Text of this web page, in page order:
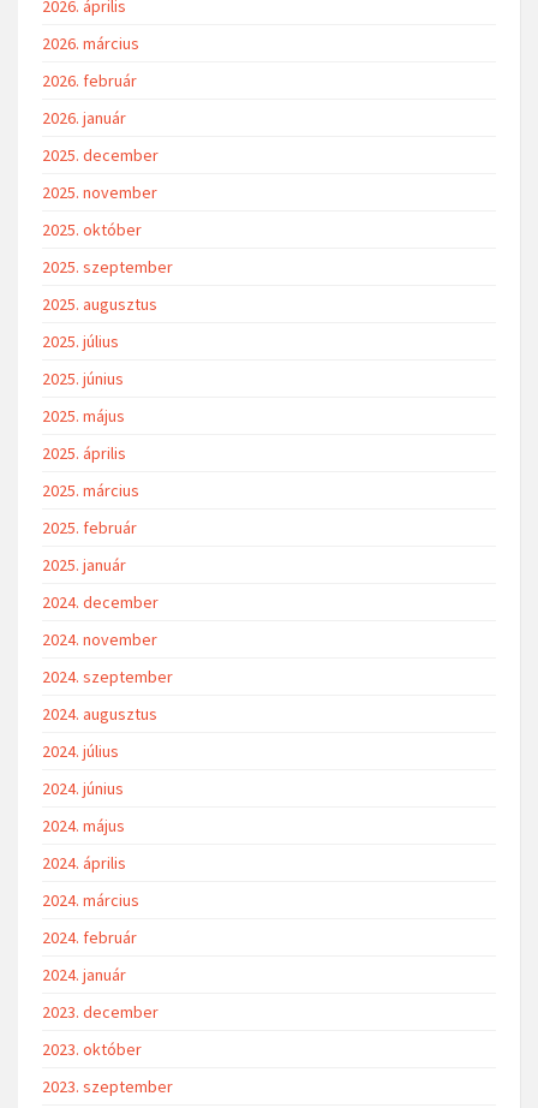
2026. április
2026. március
2026. február
2026. január
2025. december
2025. november
2025. október
2025. szeptember
2025. augusztus
2025. július
2025. június
2025. május
2025. április
2025. március
2025. február
2025. január
2024. december
2024. november
2024. szeptember
2024. augusztus
2024. július
2024. június
2024. május
2024. április
2024. március
2024. február
2024. január
2023. december
2023. október
2023. szeptember